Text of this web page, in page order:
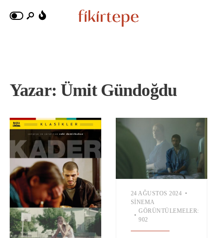
Yazar: Ümit Gündoğdu
24 AĞUSTOS 2024 •
SINEMA
•
GÖRÜNTÜLEMELER:
902